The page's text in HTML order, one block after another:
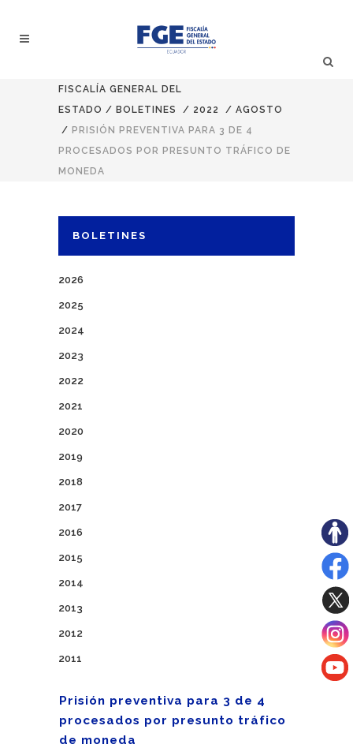
FISCALÍA GENERAL DEL
ESTADO / BOLETINES / 2022 / AGOSTO
/ PRISIÓN PREVENTIVA PARA 3 DE 4
PROCESADOS POR PRESUNTO TRÁFICO DE
MONEDA
BOLETINES
2026
2025
2024
2023
2022
2021
2020
2019
2018
2017
2016
2015
2014
2013
2012
2011
Prisión preventiva para 3 de 4
procesados por presunto tráfico
de moneda